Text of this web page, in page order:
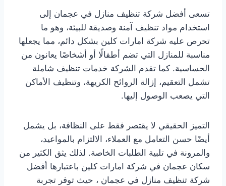
تسعى أفضل شركة تنظيف منازل في عجمان إلى
استخدام مواد تنظيف آمنة وصديقة للبيئة، وهو ما
تحرص عليه شركة امارات كلين بشكل دائم، مما يجعلها
مناسبة للمنازل التي تضم أطفالًا أو أشخاصًا يعانون من
الحساسية. كما تقدم الشركة خدمات تنظيف شاملة
تشمل التعقيم، إزالة الروائح الكريهة، وتنظيف الأماكن
التي يصعب الوصول إليها.
التميز الحقيقي لا يقتصر فقط على النظافة، بل يشمل
أيضًا حسن التعامل مع العملاء، الالتزام بالمواعيد،
والمرونة في تلبية الطلبات الخاصة. لذلك يثق الكثير من
سكان عجمان في شركة امارات كلين باعتبارها أفضل
شركة تنظيف منازل في عجمان ، حيث توفر تجربة